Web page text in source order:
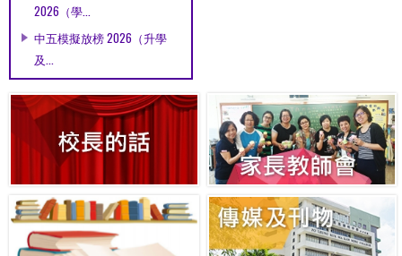
2026（學...
中五模擬放榜 2026（升學
及...